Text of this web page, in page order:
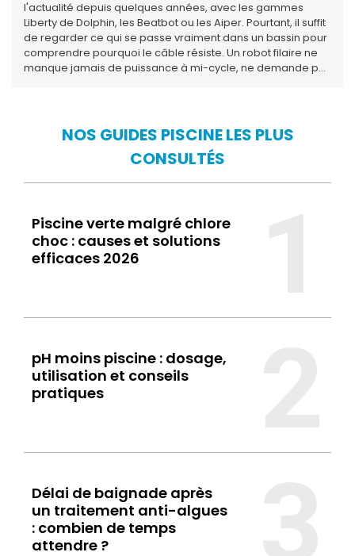
l'actualité depuis quelques années, avec les gammes
Liberty de Dolphin, les Beatbot ou les Aiper. Pourtant, il suffit
de regarder ce qui se passe vraiment dans un bassin pour
comprendre pourquoi le câble résiste. Un robot filaire ne
manque jamais de puissance à mi-cycle, ne demande pas
chargé. Le sans fil apporte autre chose : la légèreté, la
liberté de mouvement, l'absence totale de câble à gérer
ou à enrouler. Pour une piscine de taille raisonnable avec
Mais dès que le bassin dépasse une certaine surface, que
piscine sert chaque jour, la batterie devient le facteur
limitant. Ce guide compare les deux approches sur ce qui
compte vraiment à l'usage : la couverture du fond et des
parois, la gestion des cycles, la durabilité, et les situations
NOS GUIDES PISCINE LES PLUS
CONSULTÉS
Piscine verte malgré chlore
choc : causes et solutions
efficaces 2026
pH moins piscine : dosage,
utilisation et conseils
pratiques
Délai de baignade après
un traitement anti-algues
: combien de temps
attendre ?